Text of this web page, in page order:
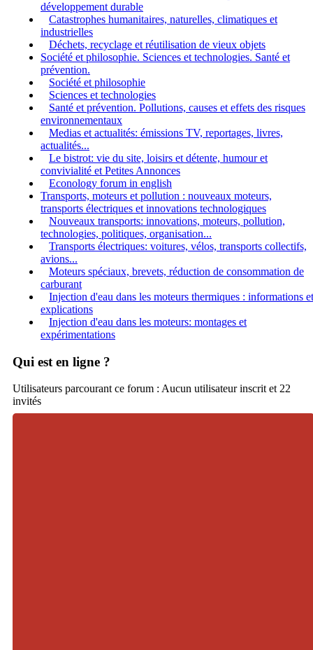
développement durable
Catastrophes humanitaires, naturelles, climatiques et
industrielles
Déchets, recyclage et réutilisation de vieux objets
Société et philosophie. Sciences et technologies. Santé et
prévention.
Société et philosophie
Sciences et technologies
Santé et prévention. Pollutions, causes et effets des risques
environnementaux
Medias et actualités: émissions TV, reportages, livres,
actualités...
Le bistrot: vie du site, loisirs et détente, humour et
convivialité et Petites Annonces
Econology forum in english
Transports, moteurs et pollution : nouveaux moteurs,
transports électriques et innovations technologiques
Nouveaux transports: innovations, moteurs, pollution,
technologies, politiques, organisation...
Transports électriques: voitures, vélos, transports collectifs,
avions...
Moteurs spéciaux, brevets, réduction de consommation de
carburant
Injection d'eau dans les moteurs thermiques : informations et
explications
Injection d'eau dans les moteurs: montages et
expérimentations
Qui est en ligne ?
Utilisateurs parcourant ce forum : Aucun utilisateur inscrit et 22
invités